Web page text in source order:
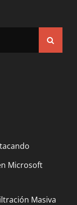
Microsoft
Masiva